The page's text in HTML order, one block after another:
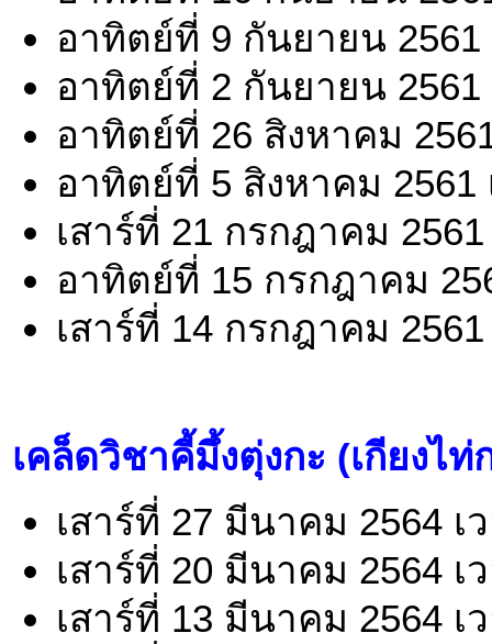
อาทิตย์ที่ 9 กันยายน 2561
อาทิตย์ที่ 2 กันยายน 2561
อาทิตย์ที่ 26 สิงหาคม
อาทิตย์ที่ 5 สิงหาคม 2561
เสาร์ที่ 21 กรกฎาคม
อาทิตย์ที่ 15 กรกฎาคม
เสาร์ที่ 14 กรกฎาคม
เคล็ดวิชาคี้มึ้งตุ่งกะ (เกียงไท่
เสาร์ที่ 27 มีนาคม 2564 เ
เสาร์ที่ 20 มีนาคม 2564 เ
เสาร์ที่ 13 มีนาคม 2564 เ